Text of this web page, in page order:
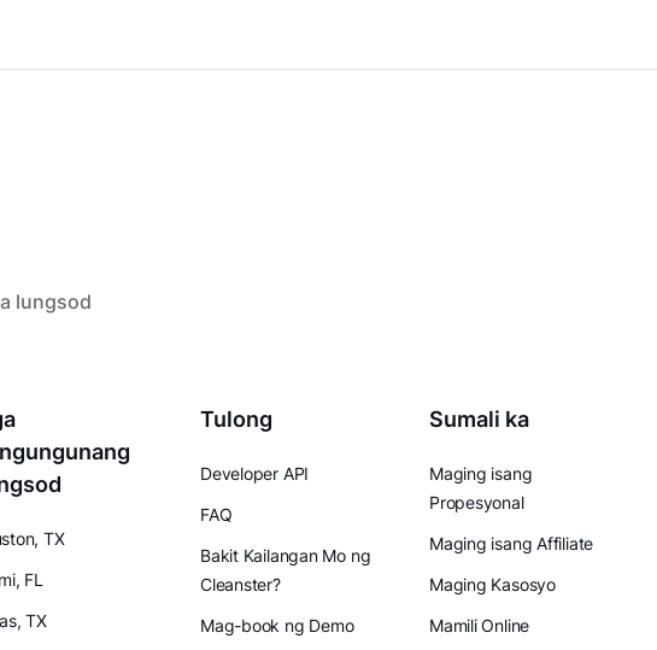
lungsod
TX
FL
TX
Tulong
Developer API
FAQ
Bakit Kailangan Mo ng
Cleanster?
Mag-book ng Demo
Sumali ka
Maging isang
Propesyonal
Maging isang Affiliate
Maging Kasosyo
Mamili Online